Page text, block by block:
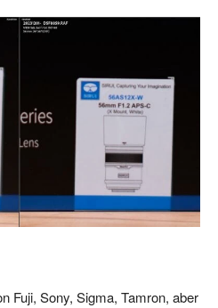
Fuji, Sony, Sigma, Tamron, aber